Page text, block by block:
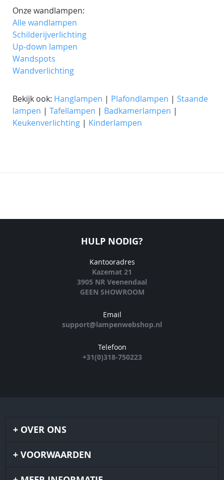
Onze wandlampen:
Alle wandlampen
Schilderijverlichting
Up-down lampen
Wandspots
Wandverlichting
Bekijk ook: Hanglampen | Plafondlampen | Staande
lampen | Tafellampen | Badkamerlampen |
Keukenverlichting | Kinderlampen
HULP NODIG?
Kantooradres
Kazemat 21
3905 NR Veenendaal
GEEN SHOWROOM
Email
support@lampenwebshop.nl
Telefoon
+31(0)318-750223
OVER ONS
VOORWAARDEN